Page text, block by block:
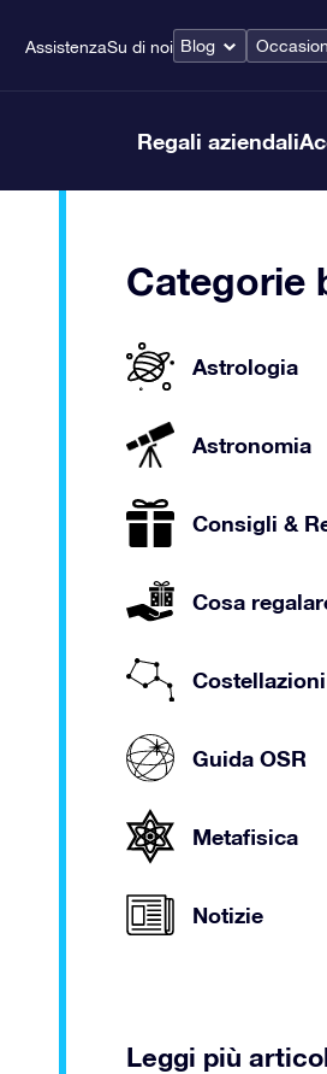
AssistenzaSu di noi Blog
Regali aziendali
Categorie
Astrologia
Astronomia
Consigli &
Cosa
Costellazioni
Guida OSR
Metafisica
Notizie
Leggi più